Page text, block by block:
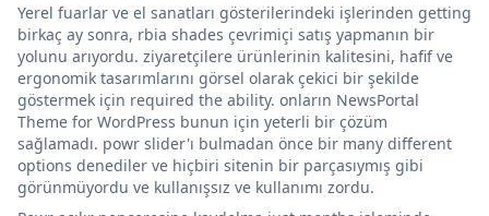
Yerel fuarlar ve el sanatları gösterilerindeki işlerinden getting
birkaç ay sonra, rbia shades çevrimiçi satış yapmanın bir
yolunu arıyordu. ziyaretçilere ürünlerinin kalitesini, hafif ve
ergonomik tasarımlarını görsel olarak çekici bir şekilde
göstermek için required the ability. onların NewsPortal
Theme for WordPress bunun için yeterli bir çözüm
sağlamadı. powr slider'ı bulmadan önce bir many different
options denediler ve hiçbiri sitenin bir parçasıymış gibi
görünmüyordu ve kullanışsız ve kullanımı zordu.